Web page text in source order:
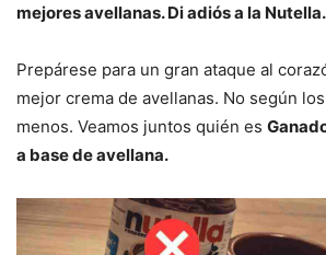
mejores avellanas. Di adiós a la Nutella.
Prepárese para un gran ataque al
mejor crema de avellanas. No según
menos. Veamos juntos quién es
a base de avellana.